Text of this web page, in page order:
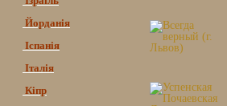
Йорданія
Іспанія
Італія
Кіпр